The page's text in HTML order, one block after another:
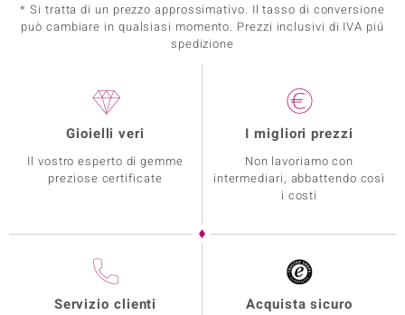
* Si tratta di un prezzo approssimativo. Il tasso di conversione
può cambiare in qualsiasi momento. Prezzi inclusivi di IVA piú
spedizione
Gioielli veri
Il vostro esperto di gemme
preziose certificate
I migliori prezzi
Non lavoriamo con
intermediari, abbattendo così
i costi
Servizio clienti Acquista sicuro